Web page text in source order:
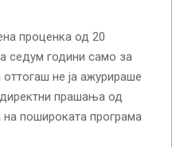
проценка од 20
седум години само за
оттогаш не ја ажурираше
директни прашања од
на пошироката програма